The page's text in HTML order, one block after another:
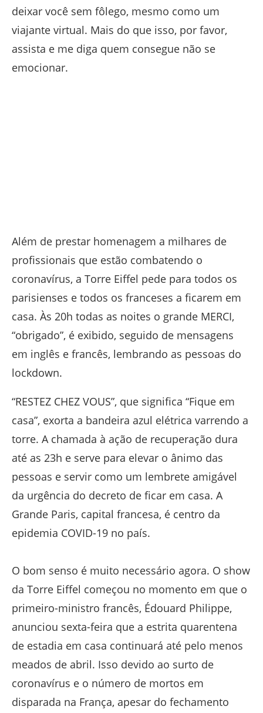
deixar você sem fôlego, mesmo como um
viajante virtual. Mais do que isso, por favor,
assista e me diga quem consegue não se
emocionar.
Além de prestar homenagem a milhares de
profissionais que estão combatendo o
coronavírus, a Torre Eiffel pede para todos os
parisienses e todos os franceses a ficarem em
casa. Às 20h todas as noites o grande MERCI,
“obrigado”, é exibido, seguido de mensagens
em inglês e francês, lembrando as pessoas do
lockdown.
“RESTEZ CHEZ VOUS”, que significa “Fique em
casa”, exorta a bandeira azul elétrica varrendo a
torre. A chamada à ação de recuperação dura
até as 23h e serve para elevar o ânimo das
pessoas e servir como um lembrete amigável
da urgência do decreto de ficar em casa. A
Grande Paris, capital francesa, é centro da
epidemia COVID-19 no país.
O bom senso é muito necessário agora. O show
da Torre Eiffel começou no momento em que o
primeiro-ministro francês, Édouard Philippe,
anunciou sexta-feira que a estrita quarentena
de estadia em casa continuará até pelo menos
meados de abril. Isso devido ao surto de
coronavírus e o número de mortos em
disparada na França, apesar do fechamento